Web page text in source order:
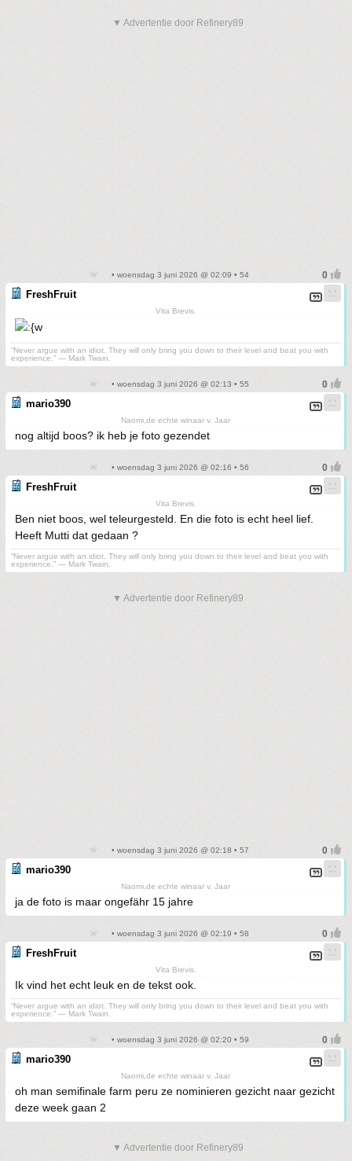
▼ Advertentie door Refinery89
• woensdag 3 juni 2026 @ 02:09 • 54
FreshFruit
Vita Brevis.
“Never argue with an idiot. They will only bring you down to their level and beat you with
experience.” ― Mark Twain.
• woensdag 3 juni 2026 @ 02:13 • 55
mario390
Naomi,de echte winaar v. Jaar
nog altijd boos? ik heb je foto gezendet
• woensdag 3 juni 2026 @ 02:16 • 56
FreshFruit
Vita Brevis.
Ben niet boos, wel teleurgesteld. En die foto is echt heel lief.
Heeft Mutti dat gedaan ?
“Never argue with an idiot. They will only bring you down to their level and beat you with
experience.” ― Mark Twain.
▼ Advertentie door Refinery89
• woensdag 3 juni 2026 @ 02:18 • 57
mario390
Naomi,de echte winaar v. Jaar
ja de foto is maar ongefähr 15 jahre
• woensdag 3 juni 2026 @ 02:19 • 58
FreshFruit
Vita Brevis.
Ik vind het echt leuk en de tekst ook.
“Never argue with an idiot. They will only bring you down to their level and beat you with
experience.” ― Mark Twain.
• woensdag 3 juni 2026 @ 02:20 • 59
mario390
Naomi,de echte winaar v. Jaar
oh man semifinale farm peru ze nominieren gezicht naar gezicht
deze week gaan 2
▼ Advertentie door Refinery89